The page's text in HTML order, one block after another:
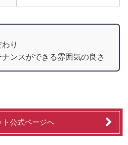
り
ンスができる雰囲気の良さ
ト公式ページへ